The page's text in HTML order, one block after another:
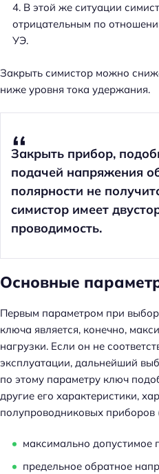
В этой же ситуации
отрицательным по
УЭ.
Закрыть симистор можно
ниже уровня тока удержания.
Закрыть прибор,
подачей напряжения
полярности не
симистор имеет
проводимость.
Основные
Первым параметром при
ключа является, конечно,
нагрузки. Если он не
эксплуатации, дальнейший
по этому параметру ключ
другие его характеристики,
полупроводниковых приборов
максимально допустимое
предельное обратное